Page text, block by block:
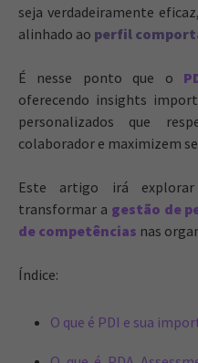
seja verdadeiramente
alinhado ao perfil
É nesse ponto que o
oferecendo insights
personalizados que
colaborador e maximizem
Este artigo irá
transformar a gestão de
de competências nas
Índice:
O que é PDI e sua